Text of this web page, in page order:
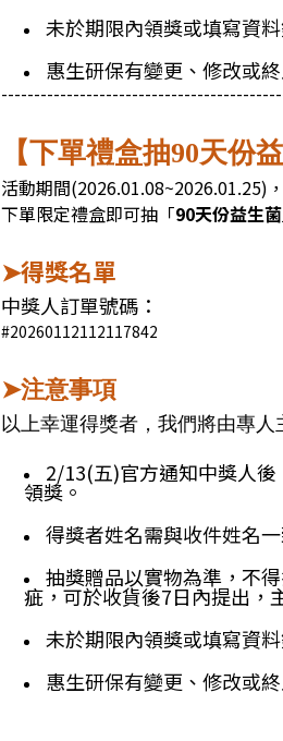
未於期限內領獎或填寫資
惠生研保有變更、修改或
【下單禮盒抽90天份
活動期間(2026.01.08~2026.01.25)
下單限定禮盒即可抽「90天份益生菌
➤得獎名單
中獎人訂單號碼：
#20260112112117842
➤注意事項
以上幸運得獎者，我們將由專人
2/13(五)官方通知中獎人
領獎。
得獎者姓名需與收件姓名一
抽獎贈品以實物為準，不
疵，可於收貨後7日內提出，
未於期限內領獎或填寫資
惠生研保有變更、修改或